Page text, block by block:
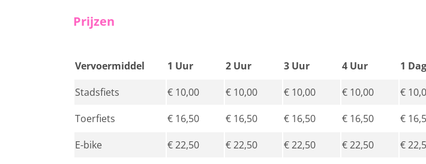
Prijzen
Vervoermiddel 1 Uur 2 Uur 3 Uur 4 Uur 1 Dag
Stadsfiets
€ 10,00 € 10,00 € 10,00 € 10,00 €
Toerfiets
€ 16,50 € 16,50 € 16,50 € 16,50 €
E-bike
€ 22,50 € 22,50 € 22,50 € 22,50 €